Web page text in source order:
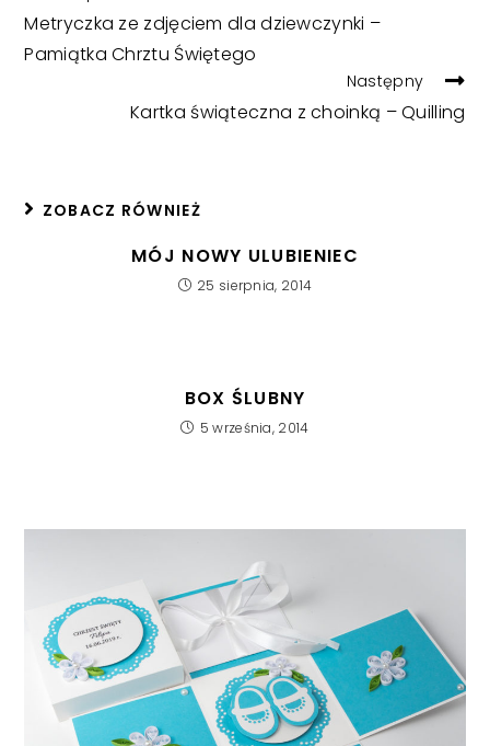
ARTICLES
Metryczka ze zdjęciem dla dziewczynki –
Pamiątka Chrztu Świętego
Następny
Kartka świąteczna z choinką – Quilling
ZOBACZ RÓWNIEŻ
MÓJ NOWY ULUBIENIEC
25 sierpnia, 2014
BOX ŚLUBNY
5 września, 2014